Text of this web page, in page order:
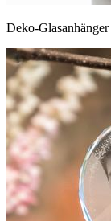
Deko-Glasanhänger